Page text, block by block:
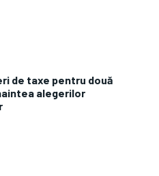
de taxe pentru două
alegerilor